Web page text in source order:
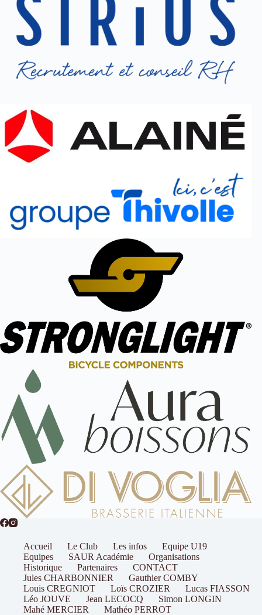
Accueil Le Club Les infos
Equipe U19
Equipes
SAUR Académie
Organisations
Historique
Partenaires
CONTACT
Jules CHARBONNIER
Gauthier COMBY
Louis CREGNIOT
Loïs CROZIER
Lucas FIASSON
Léo JOUVE
Jean LECOCQ
Simon LONGIN
Mahé MERCIER
Mathéo PERROT